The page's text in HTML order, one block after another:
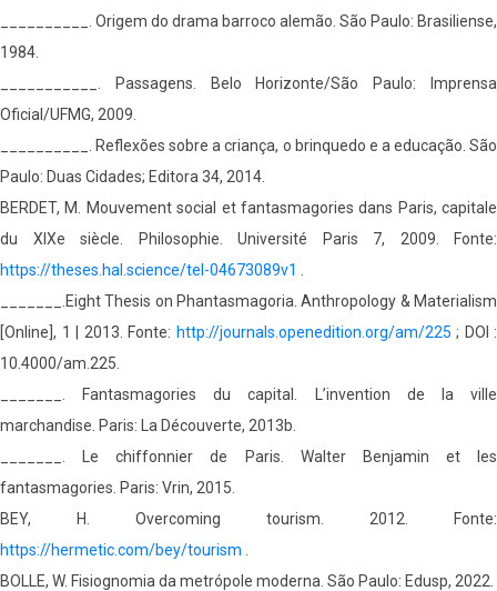
__________. Origem do drama barroco alemão. São Paulo: Brasiliense,
1984.
___________. Passagens. Belo Horizonte/São Paulo: Imprensa
Oficial/UFMG, 2009.
__________. Reflexões sobre a criança, o brinquedo e a educação. São
Paulo: Duas Cidades; Editora 34, 2014.
BERDET, M. Mouvement social et fantasmagories dans Paris, capitale
du XIXe siècle. Philosophie. Université Paris 7, 2009. Fonte:
https://theses.hal.science/tel-04673089v1
_______.Eight Thesis on Phantasmagoria. Anthropology & Materialism
[Online], 1 | 2013. Fonte: http://journals.openedition.org/am/225 ; DOI :
10.4000/am.225.
_______. Fantasmagories du capital. L’invention de la ville
marchandise. Paris: La Découverte, 2013b.
_______. Le chiffonnier de Paris. Walter Benjamin et les
fantasmagories. Paris: Vrin, 2015.
BEY, H. Overcoming tourism. 2012. Fonte:
https://hermetic.com/bey/tourism
BOLLE, W. Fisiognomia da metrópole moderna. São Paulo: Edusp, 2022.